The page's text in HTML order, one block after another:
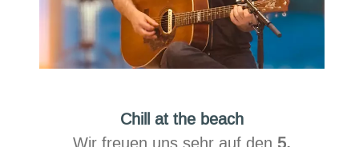
Chill at the beach
Wir freuen uns sehr auf den 5.